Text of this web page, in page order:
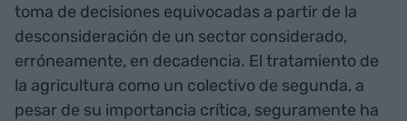
toma de decisiones equivocadas a partir de la
desconsideración de un sector considerado,
erróneamente, en decadencia. El tratamiento de
la agricultura como un colectivo de segunda, a
pesar de su importancia crítica, seguramente ha